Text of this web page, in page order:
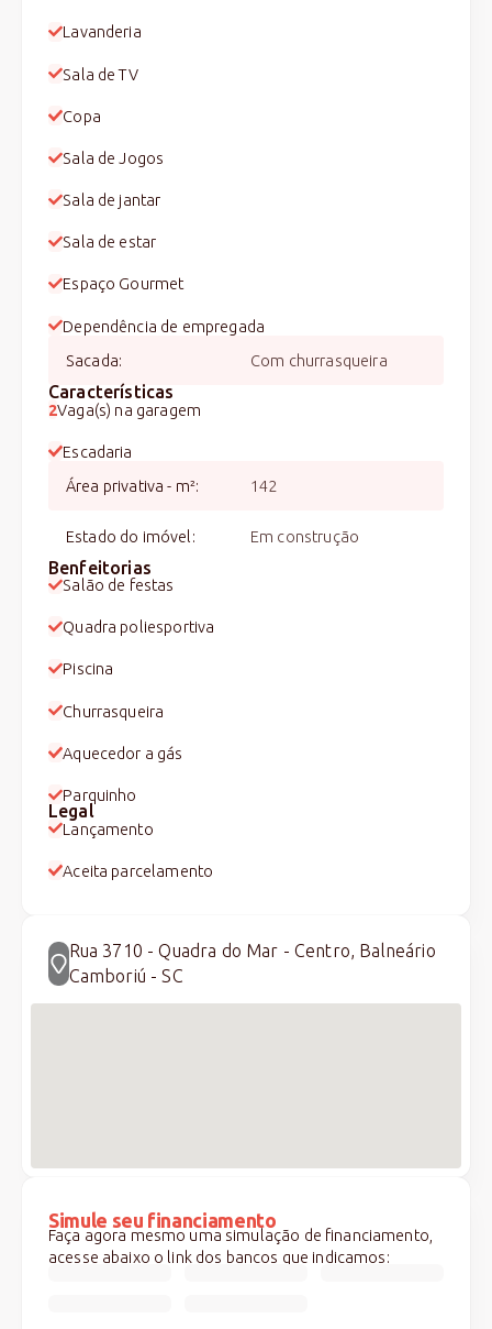
Lavanderia
Sala de TV
Copa
Sala de Jogos
Sala de jantar
Sala de estar
Espaço Gourmet
Dependência de empregada
Sacada: Com churrasqueira
Características
2Vaga(s) na garagem
Escadaria
Área privativa - m²: 142
Estado do imóvel: Em construção
Benfeitorias
Salão de festas
Quadra poliesportiva
Piscina
Churrasqueira
Aquecedor a gás
Parquinho
Legal
Lançamento
Aceita parcelamento
Rua 3710 - Quadra do Mar - Centro, Balneário
Camboriú - SC
Simule seu financiamento
Faça agora mesmo uma simulação de financiamento,
acesse abaixo o link dos bancos que indicamos: